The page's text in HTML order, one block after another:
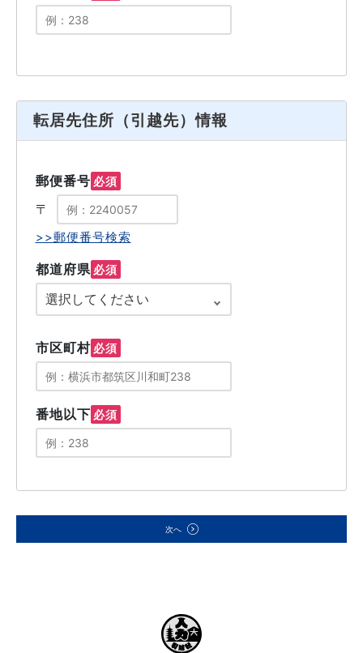
転居先住所（引越先）情報
郵便番号 必須
〒
>>郵便番号検索
都道府県 必須
市区町村 必須
番地以下 必須
次へ